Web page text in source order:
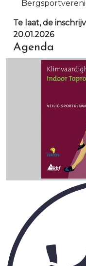
Te laat, de
20.01.2026
Agenda